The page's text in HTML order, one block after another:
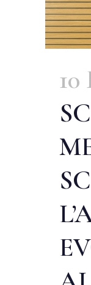
10